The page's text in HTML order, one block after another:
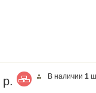
р. В наличии1